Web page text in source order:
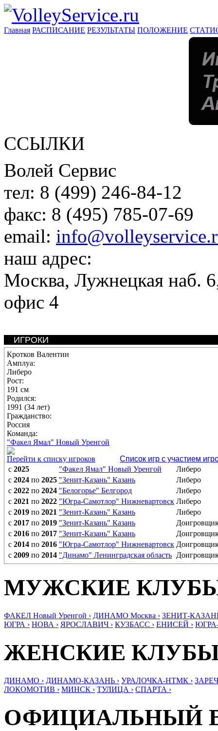
Главная РАСПИСАНИЕ РЕЗУЛЬТАТЫ ПОЛОЖЕНИЕ
ССЫЛКИ
Волей Сервис
тел: 8 (499) 246-84-12
факс: 8 (495) 785-07-69
email:
наш адрес:
Москва, Лужнецкая наб.
офис 4
ИГРОКИ
Кротков Валентин
Амплуа:
Либеро
Рост:
191 см
Родился:
1991 (34 лет)
Гражданство:
Россия
Команда:
"Факел Ямал" Новый Уренгой
Перейти к списку игроков
Список игр с участием
с 2025 "Факел Ямал" Новый Уренгой
Либеро
с 2024 по 2025 "Зенит-Казань" Казань
Либеро
с 2022 по 2024 "Белогорье" Белгород
Либеро
с 2021 по 2022 "Югра-Самотлор" Нижневартовск Либеро
с 2019 по 2021 "Зенит-Казань" Казань
Либеро
с 2017 по 2019 "Зенит-Казань" Казань
с 2016 по 2017 "Зенит-Казань" Казань
с 2014 по 2016 "Югра-Самотлор" Нижневартовск
с 2009 по 2014 "Динамо" Ленинградская область
МУЖСКИЕ
ФАКЕЛ Новый Уренгой › ДИНАМО Москва › ЗЕНИТ-
ЮГРА › НОВА › ЯРОСЛАВИЧ › КУЗБАСС › ЕНИСЕЙ ›
ЖЕНСКИЕ
ДИНАМО › ДИНАМО-КАЗАНЬ › УРАЛОЧКА-НТМК ›
ЛОКОМОТИВ › МИНСК › ТУЛИЦА › СПАРТА ›
ОФИЦИАЛЬНЫЙ